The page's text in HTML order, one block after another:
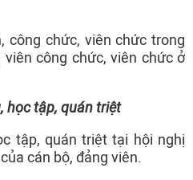
công chức, viên chức trong
công chức, viên chức ở
học tập, quán triệt
tập, quán triệt tại hội nghị
cán bộ, đảng viên.